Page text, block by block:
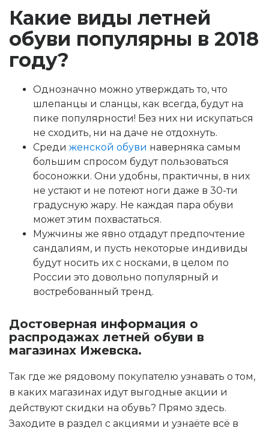
Какие виды летней
обуви популярны в 2018
году?
Однозначно можно утверждать то, что
шлепанцы и сланцы, как всегда, будут на
пике популярности! Без них ни искупаться
не сходить, ни на даче не отдохнуть.
Среди женской обуви наверняка самым
большим спросом будут пользоваться
босоножки. Они удобны, практичны, в них
не устают и не потеют ноги даже в 30-ти
градусную жару. Не каждая пара обуви
может этим похвастаться.
Мужчины же явно отдадут предпочтение
сандалиям, и пусть некоторые индивиды
будут носить их с носками, в целом по
России это довольно популярный и
востребованный тренд.
Достоверная информация о
распродажах летней обуви в
магазинах Ижевска.
Так где же рядовому покупателю узнавать о том,
в каких магазинах идут выгодные акции и
действуют скидки на обувь? Прямо здесь.
Заходите в раздел с акциями и узнаёте всё в